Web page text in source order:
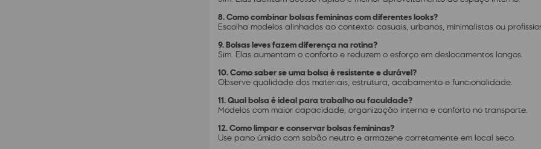
8. Como combinar bolsas femininas com diferentes looks?
Escolha modelos alinhados ao contexto: casuais, urbanos, minimalistas ou
9. Bolsas leves fazem diferença na rotina?
Sim. Elas aumentam o conforto e reduzem o esforço em deslocamentos longos.
10. Como saber se uma bolsa é resistente e durável?
Observe qualidade dos materiais, estrutura, acabamento e funcionalidade.
11. Qual bolsa é ideal para trabalho ou faculdade?
Modelos com maior capacidade, organização interna e conforto no transporte.
12. Como limpar e conservar bolsas femininas?
Use pano úmido com sabão neutro e armazene corretamente em local seco.